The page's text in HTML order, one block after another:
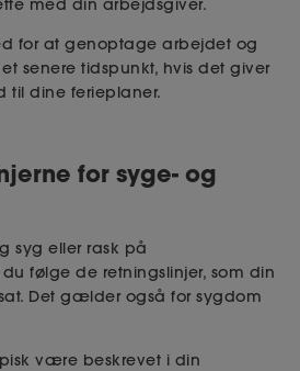
med din arbejdsgiver.
for at genoptage arbejdet og
senere tidspunkt, hvis det giver
til dine ferieplaner.
for syge- og
syg eller rask på
følge de retningslinjer, som din
Det gælder også for sygdom
være beskrevet i din